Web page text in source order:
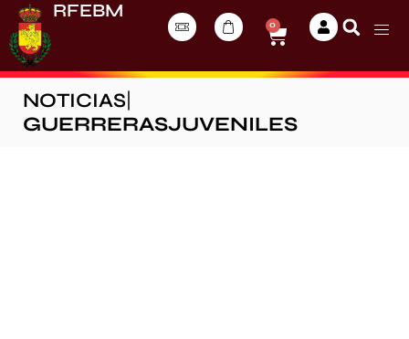
RFEBM
0
NOTICIAS
GUERRERASJUVENILES